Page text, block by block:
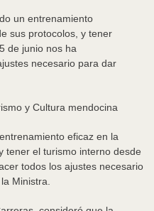
un entrenamiento
sus protocolos, y tener
de junio nos ha
necesario para dar
y Cultura mendocina
eficaz en la
tener el turismo interno desde
todos los ajustes necesario
Ministra.